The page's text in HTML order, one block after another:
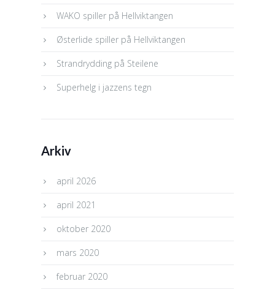
WAKO spiller på Hellviktangen
Østerlide spiller på Hellviktangen
Strandrydding på Steilene
Superhelg i jazzens tegn
Arkiv
april 2026
april 2021
oktober 2020
mars 2020
februar 2020